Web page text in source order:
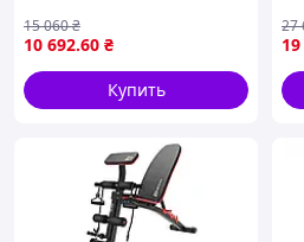
10 692.60 ₴
15 060₴
Купить
27